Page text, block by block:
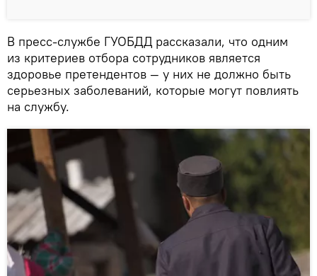
В пресс-службе ГУОБДД рассказали, что одним
из критериев отбора сотрудников является
здоровье претендентов — у них не должно быть
серьезных заболеваний, которые могут повлиять
на службу.